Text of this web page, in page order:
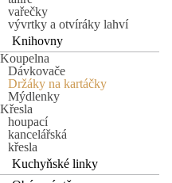
vařečky
vývrtky a otvíráky lahví
Knihovny
Koupelna
Dávkovače
Držáky na kartáčky
Mýdlenky
Křesla
houpací
kancelářská
křesla
Kuchyňské linky